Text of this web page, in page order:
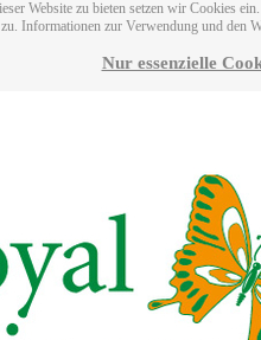
Website zu bieten setzen wir Cookies
zu. Informationen zur Verwendung und den
Nur essenzielle